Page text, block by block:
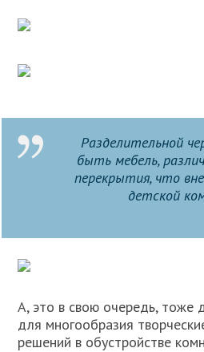
Разделительной
быть мебель,
перекрытия, что
детской
А, это в свою очередь, тоже
для многообразия
решений в обустройстве